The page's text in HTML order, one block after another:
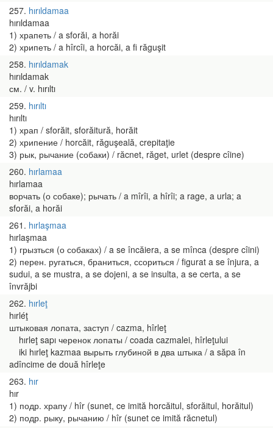
257 hırıldamaa
hırıldamaa
1) храпеть / a sforăi, a horăi
2) хрипеть / a hîrcîi, a horcăi, a fi răguşit
258 hırıldamak
hırıldamak
см. / v. hırıltı
259 hırıltı
hırıltı
1) храп / sforăit, sforăitură, horăit
2) хрипение / horcăit, răguşeală, crepitaţie
3) рык, рычание (собаки) / răcnet, răget, urlet (despre cîine)
260 hırlamaa
hırlamaa
ворчать (о собаке); рычать / a mîrîi, a hîrîi; a rage, a urla; a
sforăi, a horăi
261 hırlaşmaa
hırlaşmaa
1) грызться (о собаках) / a se încăiera, a se mînca (despre cîini)
2) перен. ругаться, браниться, ссориться / figurat a se înjura, a
sudui, a se mustra, a se dojeni, a se insulta, a se certa, a se
învrăjbi
262 hırleţ
hırléţ
штыковая лопата, заступ / cazma, hîrleţ
hırleţ sapı черенок лопаты / coada cazmalei, hîrleţului
iki hırleţ kazmaa вырыть глубиной в два штыка / a săpa în
adîncime de două hîrleţe
263 hır
hır
1) подр. храпу / hîr (sunet, ce imită horcăitul, sforăitul, horăitul)
2) подр. рыку, рычанию / hîr (sunet ce imită răcnetul)